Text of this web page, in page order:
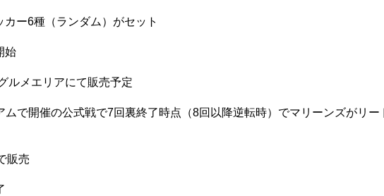
ー6種（ランダム）がセット
始
ルメエリアにて販売予定
で開催の公式戦で7回裏終了時点（8回以降逆転時）でマリーンズがリー
販売